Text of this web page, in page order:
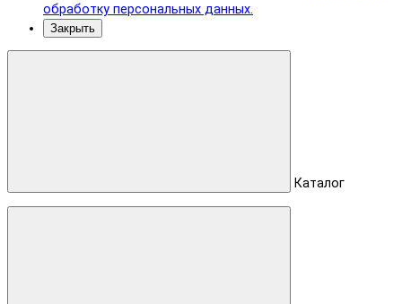
обработку персональных данных.
Закрыть
Каталог